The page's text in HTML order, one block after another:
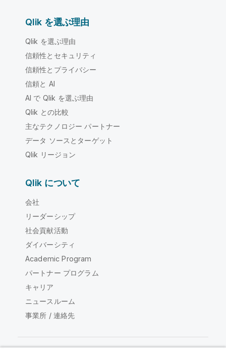
Qlik を選ぶ理由
Qlik を選ぶ理由
信頼性とセキュリティ
信頼性とプライバシー
信頼と AI
AI で Qlik を選ぶ理由
Qlik との比較
主なテクノロジー パートナー
データ ソースとターゲット
Qlik リージョン
Qlik について
会社
リーダーシップ
社会貢献活動
ダイバーシティ
Academic Program
パートナー プログラム
キャリア
ニュースルーム
事業所 / 連絡先